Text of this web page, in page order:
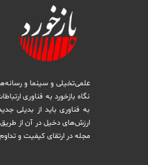
علمی‌تخیلی و سینما و
نگاه بازخورد به فناوری
به فناوری باید از بدیلی
ارزش‌های دخيل در آن از
مجله در ارتقای کیفیت و